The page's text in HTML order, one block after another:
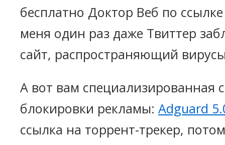
бесплатно Доктор Веб по
меня один раз даже Твиттер
сайт, распространяющий
А вот вам специализированная
блокировки рекламы: Adguard
ссылка на торрент-трекер,